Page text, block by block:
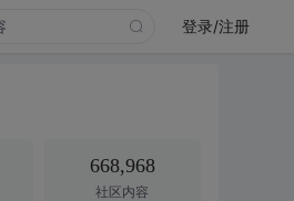
登录/注册
668,968
社区内容